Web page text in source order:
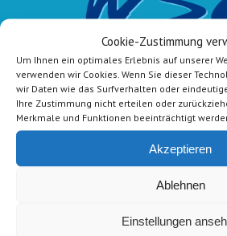
Cookie-Zustimmung
Um Ihnen ein optimales Erlebnis auf unserer
verwenden wir Cookies. Wenn Sie dieser
wir Daten wie das Surfverhalten oder
Ihre Zustimmung nicht erteilen oder
Merkmale und Funktionen beeinträchtigt
Akzeptieren
Ablehnen
Einstellungen
E-Mail-Kontakt
info@wsc-lindlar.de
kurse@wsc-lindlar.de